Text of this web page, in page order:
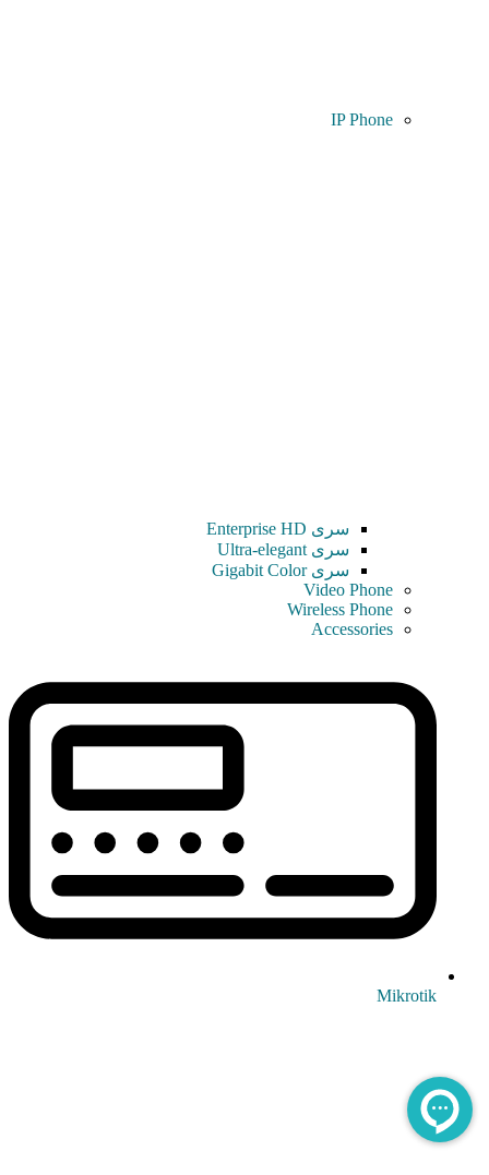
IP Phone
سری Enterprise HD
سری Ultra-elegant
سری Gigabit Color
Video Phone
Wireless Phone
Accessories
Mikrotik